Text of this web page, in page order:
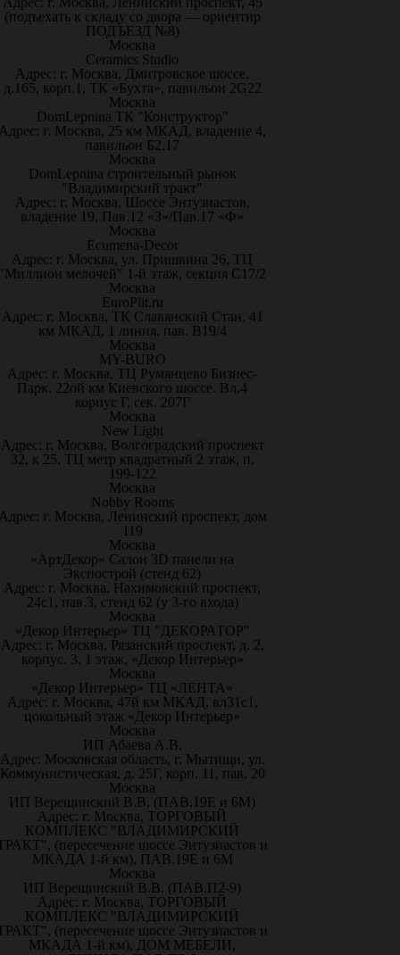
(подъехать к складу со двора — ориентир
ПОДЪЕЗД №8)
Москва
Ceramics Studio
Адрес: г. Москва, Дмитровское шоссе,
д.165, корп.1, ТК «Бухта», павильон 2G22
Москва
DomLepnina ТК "Конструктор"
г. Москва, 25 км МКАД, владение 4,
павильон Б2.17
Москва
DomLepnina строительный рынок
"Владимирский тракт"
Адрес: г. Москва, Шоссе Энтузиастов,
владение 19, Пав.12 «З»/Пав.17 «Ф»
Москва
Ecumena-Decor
Адрес: г. Москва, ул. Пришвина 26, ТЦ
мелочей" 1-й этаж, секция С17/2
Москва
EuroPlit.ru
Адрес: г. Москва, ТК Славянский Стан, 41
км МКАД, 1 линия, пав. В19/4
Москва
MY-BURO
Адрес: г. Москва, ТЦ Румянцево Бизнес-
Парк. 22ой км Киевского шоссе. Вл.4
корпус Г, сек. 207Г
Москва
New Light
Адрес: г. Москва, Волгоградский проспект
32, к 25. ТЦ метр квадратный 2 этаж, п.
199-122
Москва
Nobby Rooms
г. Москва, Ленинский проспект, дом
119
Москва
«АртДекор» Салон 3D панели на
Экспострой (стенд 62)
Адрес: г. Москва, Нахимовский проспект,
24с1, пав.3, стенд 62 (у 3-го входа)
Москва
«Декор Интерьер» ТЦ "ДЕКОРАТОР"
Адрес: г. Москва, Рязанский проспект, д. 2,
корпус. 3, 1 этаж, «Декор Интерьер»
Москва
«Декор Интерьер» ТЦ «ЛЕНТА»
Адрес: г. Москва, 47й км МКАД, вл31с1,
цокольный этаж «Декор Интерьер»
Москва
ИП Абаева А.В.
Адрес: Московская область, г. Мытищи, ул.
Коммунистическая, д. 25Г, корп. 11, пав. 20
Москва
ИП Верещинский В.В. (ПАВ.19Е и 6М)
Адрес: г. Москва, ТОРГОВЫЙ
КОМПЛЕКС "ВЛАДИМИРСКИЙ
(пересечение шоссе Энтузиастов и
МКАДА 1-й км), ПАВ.19Е и 6М
Москва
ИП Верещинский В.В. (ПАВ.П2-9)
Адрес: г. Москва, ТОРГОВЫЙ
КОМПЛЕКС "ВЛАДИМИРСКИЙ
(пересечение шоссе Энтузиастов и
МКАДА 1-й км), ДОМ МЕБЕЛИ,